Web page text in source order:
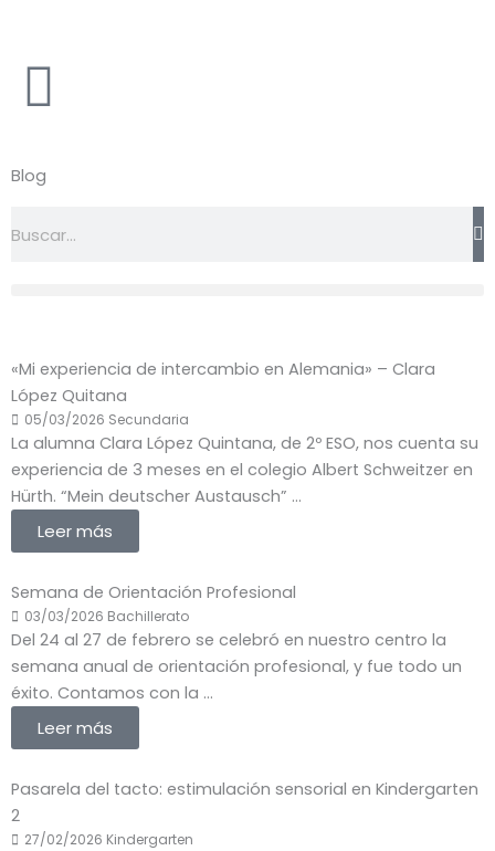
contenido
Blog
u
«Mi experiencia de intercambio en Alemania» – Clara
López Quitana
05/03/2026 Secundaria
La alumna Clara López Quintana, de 2º ESO, nos cuenta su
experiencia de 3 meses en el colegio Albert Schweitzer en
Hürth. “Mein deutscher Austausch” ...
Leer más
Semana de Orientación Profesional
03/03/2026 Bachillerato
Del 24 al 27 de febrero se celebró en nuestro centro la
semana anual de orientación profesional, y fue todo un
éxito. Contamos con la ...
Leer más
Pasarela del tacto: estimulación sensorial en Kindergarten
2
27/02/2026 Kindergarten